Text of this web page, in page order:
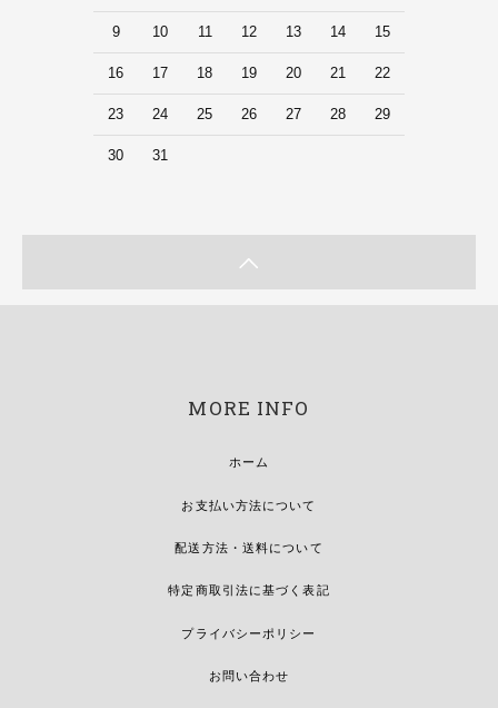
9 10 11 12 13 14 15
16 17 18 19 20 21 22
23 24 25 26 27 28 29
30 31
MORE INFO
ホーム
お支払い方法について
配送方法・送料について
特定商取引法に基づく表記
プライバシーポリシー
お問い合わせ